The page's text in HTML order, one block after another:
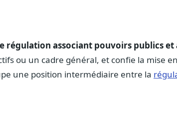
régulation associant pouvoirs publics et
ou un cadre général, et confie la mise
une position intermédiaire entre la